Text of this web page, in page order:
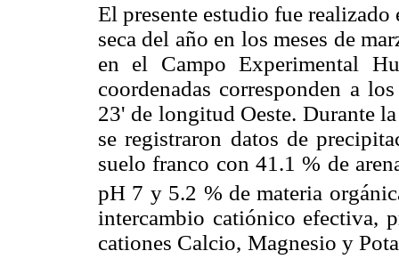
El presente estudio fue
seca del año en los meses de
en el Campo Experimental
coordenadas corresponden a
23' de longitud Oeste. Durante
se registraron datos de
suelo franco con 41.1 % de
pH 7 y 5.2 % de materia
intercambio catiónico efectiva,
cationes Calcio, Magnesio y